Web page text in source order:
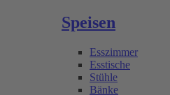
Speisen
Esszimmer
Esstische
Stühle
Bänke